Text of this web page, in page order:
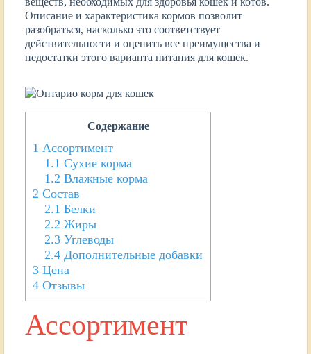
Описание и характеристика кормов позволит
разобраться, насколько это соответствует
действительности и оценить все преимущества и
недостатки этого варианта питания для кошек.
Содержание
1 Ассортимент
1.1 Сухие корма
1.2 Влажные корма
2 Состав
2.1 Белки
2.2 Жиры
2.3 Углеводы
2.4 Дополнительные добавки
3 Цена
4 Отзывы
Ассортимент